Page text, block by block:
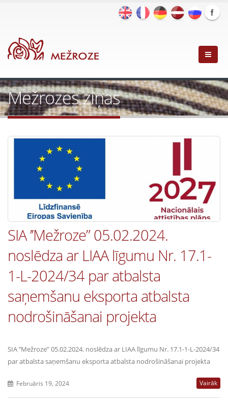
Mežrozes ziņas
SIA ’’Mežroze” 05.02.2024.
noslēdza ar LIAA līgumu Nr. 17.1-
1-L-2024/34 par atbalsta
saņemšanu eksporta atbalsta
nodrošināšanai projekta
SIA ’’Mežroze” 05.02.2024. noslēdza ar LIAA līgumu Nr. 17.1-1-L-2024/34
par atbalsta saņemšanu eksporta atbalsta nodrošināšanai projekta
Februāris 19, 2024 Vairāk